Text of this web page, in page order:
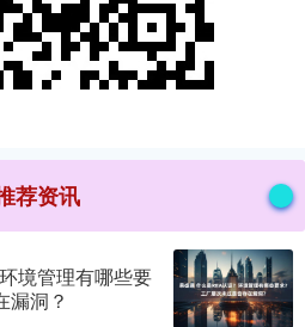
荐资讯
境管理有哪些要
漏洞？